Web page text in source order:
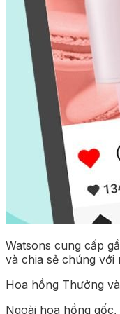
Watsons cung cấp
và chia sẻ chúng với
Hoa hồng Thưởng
Ngoài hoa hồng